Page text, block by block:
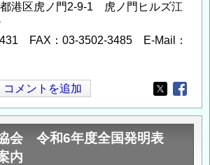
港区虎ノ門2-9-1 虎ノ門ヒルズ江
FAX：03-3502-3485 E-Mail：
コメントを追加
Opens in
協会 令和6年度全国発明表
内